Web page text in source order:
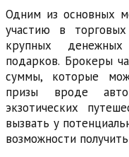
Одним из основных
участию в
крупных
подарков. Брокеры
суммы, которые
призы вроде
экзотических
вызвать у
возможности